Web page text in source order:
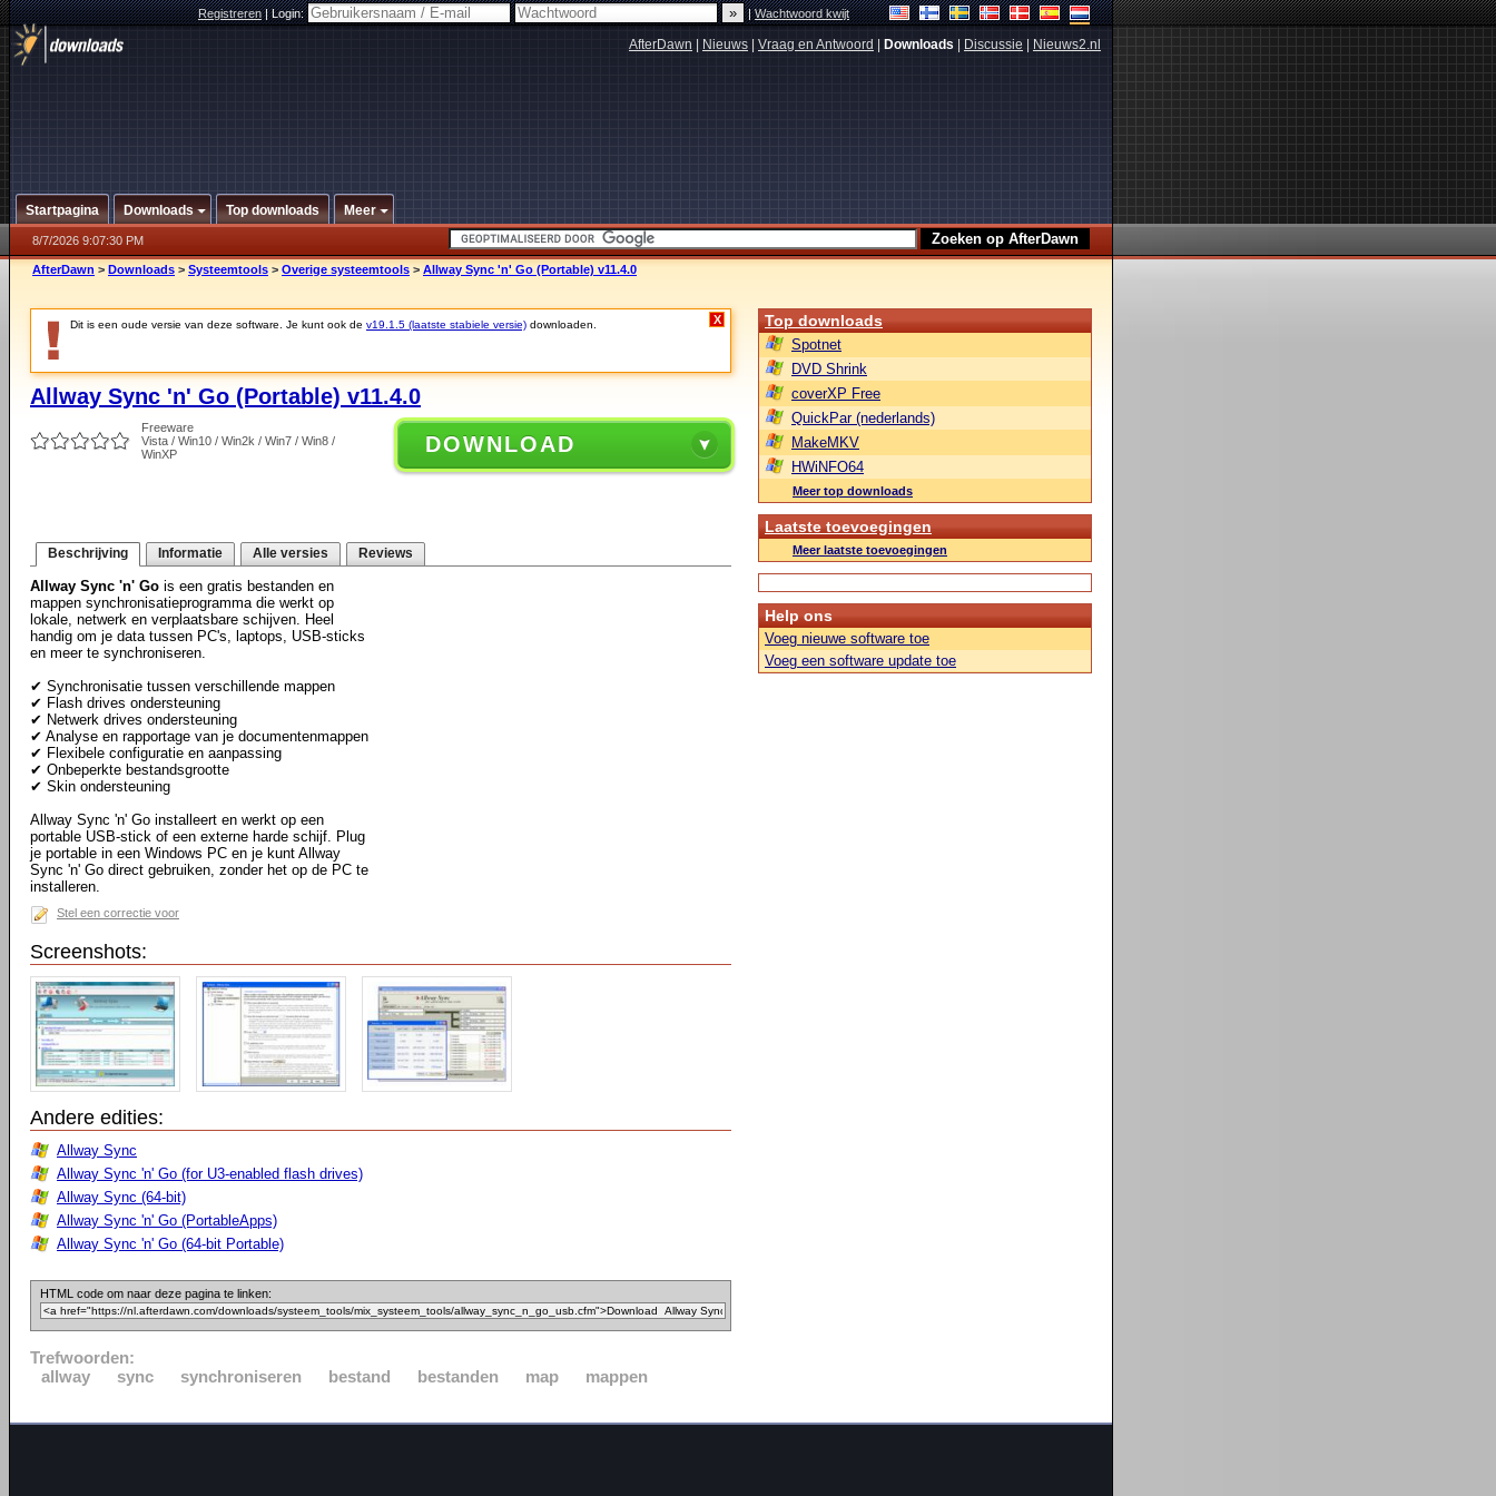
Registreren|Login: |Wachtwoord kwijt
AfterDawn Nieuws Vraag en Antwoord Downloads Discussie Nieuws2.nl
Startpagina Downloads Top downloads Meer
8/7/2026 9:07:30 PM
AfterDawn > Downloads > Systeemtools > Overige systeemtools > Allway Sync 'n' Go (Portable) v11.4.0
Dit is een oude versie van deze software. Je kunt ook de v19.1.5 (laatste stabiele versie) downloaden. X
Allway Sync 'n' Go (Portable) v11.4.0
Freeware
Vista / Win10 / Win2k / Win7 / Win8 /
WinXP
DOWNLOAD
Beschrijving Informatie Alle versies Reviews
Allway Sync 'n' Go is een gratis bestanden en
mappen synchronisatieprogramma die werkt op
lokale, netwerk en verplaatsbare schijven. Heel
handig om je data tussen PC's, laptops, USB-sticks
en meer te synchroniseren.
✔ Synchronisatie tussen verschillende mappen
✔ Flash drives ondersteuning
✔ Netwerk drives ondersteuning
✔ Analyse en rapportage van je documentenmappen
✔ Flexibele configuratie en aanpassing
✔ Onbeperkte bestandsgrootte
✔ Skin ondersteuning
Allway Sync 'n' Go installeert en werkt op een
portable USB-stick of een externe harde schijf. Plug
je portable in een Windows PC en je kunt Allway
Sync 'n' Go direct gebruiken, zonder het op de PC te
installeren.
Stel een correctie voor
Screenshots:
Andere edities:
Allway Sync
Allway Sync 'n' Go (for U3-enabled flash drives)
Allway Sync (64-bit)
Allway Sync 'n' Go (PortableApps)
Allway Sync 'n' Go (64-bit Portable)
HTML code om naar deze pagina te linken:
Trefwoorden:
allway
sync synchroniseren bestand bestanden map mappen
Top downloads
Spotnet
DVD Shrink
coverXP Free
QuickPar (nederlands)
MakeMKV
HWiNFO64
Meer top downloads
Laatste toevoegingen
Meer laatste toevoegingen
Help ons
Voeg nieuwe software toe
Voeg een software update toe